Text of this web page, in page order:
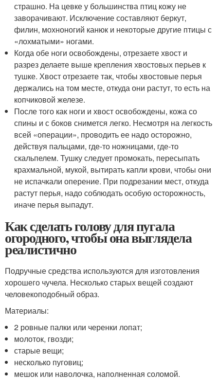
страшно. На цевке у большинства птиц кожу не
заворачивают. Исключение составляют беркут,
филин, мохноногий канюк и некоторые другие птицы с
«лохматыми» ногами.
Когда обе ноги освобождены, отрезаете хвост и
разрез делаете выше крепления хвостовых перьев к
тушке. Хвост отрезаете так, чтобы хвостовые перья
держались на том месте, откуда они растут, то есть на
копчиковой железе.
После того как ноги и хвост освобождены, кожа со
спины и с боков снимется легко. Несмотря на легкость
всей «операции», проводить ее надо осторожно,
действуя пальцами, где-то ножницами, где-то
скальпелем. Тушку следует промокать, пересыпать
крахмальной, мукой, вытирать капли крови, чтобы они
не испачкали оперение. При подрезании мест, откуда
растут перья, надо соблюдать особую осторожность,
иначе перья выпадут.
Как сделать голову для пугала
огородного, чтобы она выглядела
реалистично
Подручные средства используются для изготовления
хорошего чучела. Несколько старых вещей создают
человекоподобный образ.
Материалы:
2 ровные палки или черенки лопат;
молоток, гвозди;
старые вещи;
несколько пуговиц;
мешок или наволочка, наполненная соломой.